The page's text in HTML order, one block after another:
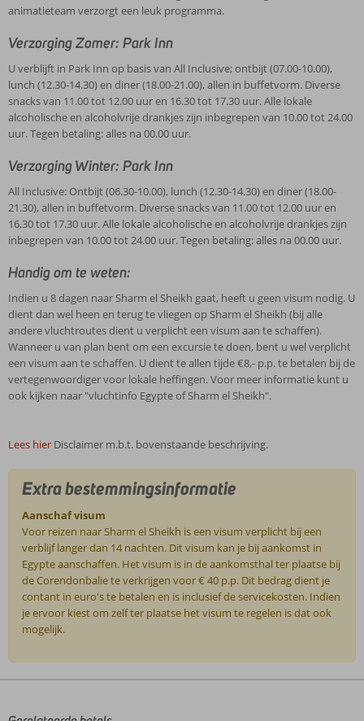
animatieteam verzorgt een leuk programma.
Verzorging Zomer: Park Inn
U verblijft in Park Inn op basis van All Inclusive; ontbijt (07.00-10.00),
lunch (12.30-14.30) en diner (18.00-21.00), allen in buffetvorm. Diverse
snacks van 11.00 tot 12.00 uur en 16.30 tot 17.30 uur. Alle lokale
alcoholische en alcoholvrije drankjes zijn inbegrepen van 10.00 tot 24.00
uur. Tegen betaling: alles na 00.00 uur.
Verzorging Winter: Park Inn
All Inclusive: Ontbijt (06.30-10.00), lunch (12.30-14.30) en diner (18.00-
21.30), allen in buffetvorm. Diverse snacks van 11.00 tot 12.00 uur en
16.30 tot 17.30 uur. Alle lokale alcoholische en alcoholvrije drankjes zijn
inbegrepen van 10.00 tot 24.00 uur. Tegen betaling: alles na 00.00 uur.
Handig om te weten:
Indien u 8 dagen naar Sharm el Sheikh gaat, heeft u geen visum nodig. U
dient dan wel heen en terug te vliegen op Sharm el Sheikh (bij alle
andere vluchtroutes dient u verplicht een visum aan te schaffen).
Wanneer u van plan bent om een excursie te doen, bent u wel verplicht
een visum aan te schaffen. U dient te allen tijde €8,- p.p. te betalen bij de
vertegenwoordiger voor lokale heffingen. Voor meer informatie kunt u
ook kijken naar "vluchtinfo Egypte of Sharm el Sheikh".
Lees hier Disclaimer m.b.t. bovenstaande beschrijving.
Extra bestemmingsinformatie
Aanschaf visum
Voor reizen naar Sharm el Sheikh is een visum verplicht bij een
verblijf langer dan 14 nachten. Dit visum kan je bij aankomst in
Egypte aanschaffen. Het visum is in de aankomsthal ter plaatse bij
de Corendonbalie te verkrijgen voor € 40 p.p. Dit bedrag dient je
contant in euro's te betalen en is inclusief de servicekosten. Indien
je ervoor kiest om zelf ter plaatse het visum te regelen is dat ook
mogelijk.